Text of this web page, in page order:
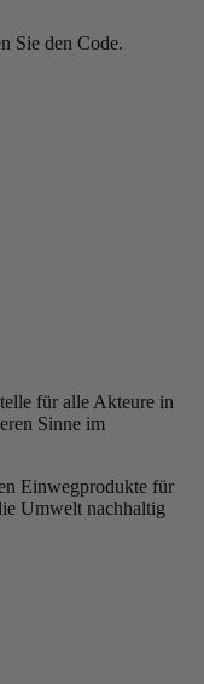
Sie den Code.
für alle Akteure in
Sinne im
Einwegprodukte für
Umwelt nachhaltig